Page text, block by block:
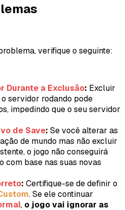
verifique o seguinte:
Durante a Exclusão: Excluir
servidor rodando pode
impedindo que o seu servidor
de Save: Se você alterar as
de mundo mas não excluir
o jogo não conseguirá
com base nas suas novas
: Certifique-se de definir o
. Se ele continuar
, o jogo vai ignorar as